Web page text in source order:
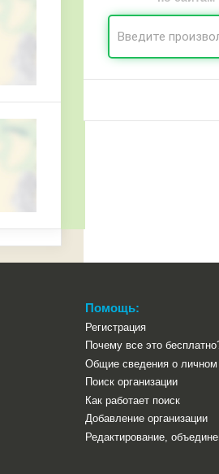
Помощь:
Регистрация
Почему все это
Общие сведения о личном
Поиск организации
Как работает поиск
Добавление организации
Редактирование,